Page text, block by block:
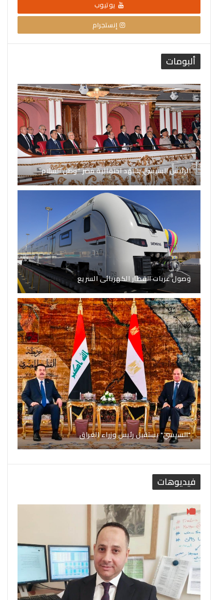
يوتيوب
إنستجرام
ألبومات
الرئيس السيسي يشهد احتفالية مصر “وطن السلام”
وصول عربات القطار الكهربائى السريع
"السيسي" يستقبل رئيس وزراء العراق
فيديوهات